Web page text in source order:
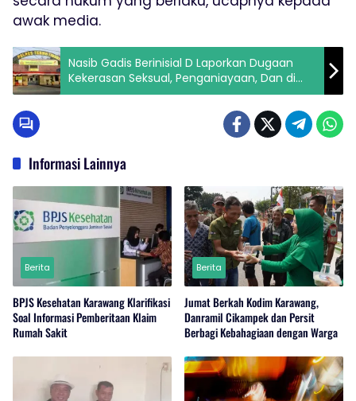
awak media.
Nasib Gadis Berinisial D Laporkan Dugaan
Kekerasan Seksual, Penganiayaan, Dan di
Ancaman .
Informasi Lainnya
Berita
BPJS Kesehatan Karawang Klarifikasi
Soal Informasi Pemberitaan Klaim
Rumah Sakit
Berita
Jumat Berkah Kodim Karawang,
Danramil Cikampek dan Persit
Berbagi Kebahagiaan dengan Warga